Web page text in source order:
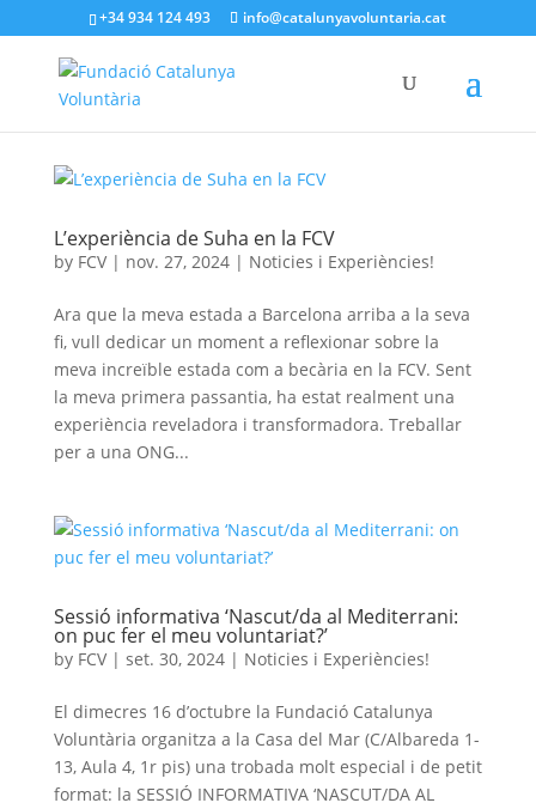
+34 934 124 493 info@catalunyavoluntaria.cat
L’experiència de Suha en la FCV
by FCV| nov. 27, 2024| Noticies i Experiències!
Ara que la meva estada a Barcelona arriba a la seva
fi, vull dedicar un moment a reflexionar sobre la
meva increïble estada com a becària en la FCV. Sent
la meva primera passantia, ha estat realment una
experiència reveladora i transformadora. Treballar
per a una ONG...
Sessió informativa ‘Nascut/da al Mediterrani:
on puc fer el meu voluntariat?’
by FCV| set. 30, 2024| Noticies i Experiències!
El dimecres 16 d’octubre la Fundació Catalunya
Voluntària organitza a la Casa del Mar (C/Albareda 1-
13, Aula 4, 1r pis) una trobada molt especial i de petit
format: la SESSIÓ INFORMATIVA ‘NASCUT/DA AL